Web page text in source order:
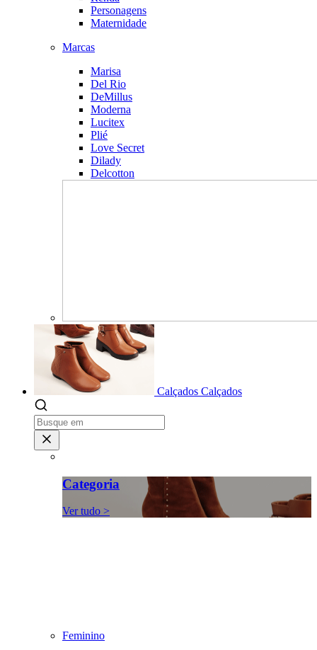
Personagens
Maternidade
Marcas
Marisa
Del Rio
DeMillus
Moderna
Lucitex
Plié
Love Secret
Dilady
Delcotton
Calçados Calçados
Categoria
Ver tudo >
Feminino